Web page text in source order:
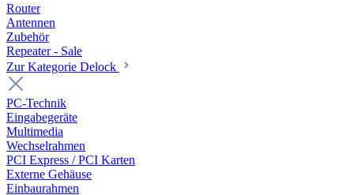
Router
Antennen
Zubehör
Repeater - Sale
Zur Kategorie Delock
PC-Technik
Eingabegeräte
Multimedia
Wechselrahmen
PCI Express / PCI Karten
Externe Gehäuse
Einbaurahmen